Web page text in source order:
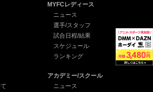
MYFCレディース
ニュース
選手/スタッフ
試合日程/結果
スケジュール
ランキング
アカデミー/スクール
ニュース